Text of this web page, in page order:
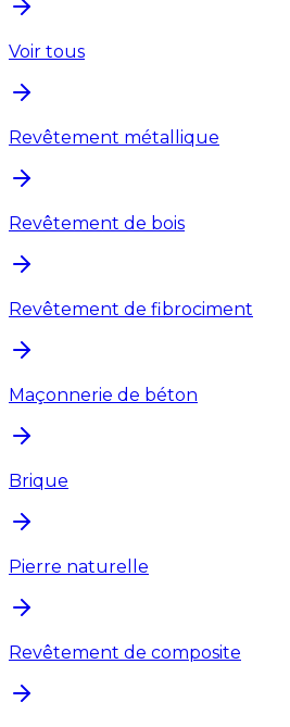
Voir tous
Revêtement métallique
Revêtement de bois
Revêtement de fibrociment
Maçonnerie de béton
Brique
Pierre naturelle
Revêtement de composite